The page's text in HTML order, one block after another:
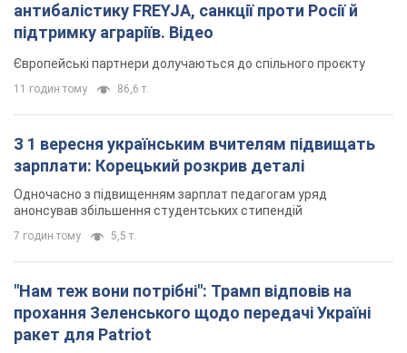
антибалістику FREYJA, санкції проти Росії й
підтримку аграріїв. Відео
Європейські партнери долучаються до спільного проєкту
11 годин тому 86,6 т.
З 1 вересня українським вчителям підвищать
зарплати: Корецький розкрив деталі
Одночасно з підвищенням зарплат педагогам уряд
анонсував збільшення студентських стипендій
7 годин тому 5,5 т.
"Нам теж вони потрібні": Трамп відповів на
прохання Зеленського щодо передачі Україні
ракет для Patriot